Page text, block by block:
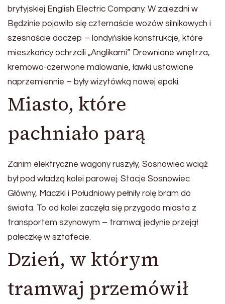
brytyjskiej English Electric Company. W zajezdni w
Będzinie pojawiło się czternaście wozów silnikowych i
szesnaście doczep – londyńskie konstrukcje, które
mieszkańcy ochrzcili „Anglikami”. Drewniane wnętrza,
kremowo-czerwone malowanie, ławki ustawione
naprzemiennie – były wizytówką nowej epoki.
Miasto, które
pachniało parą
Zanim elektryczne wagony ruszyły, Sosnowiec wciąż
był pod władzą kolei parowej. Stacje Sosnowiec
Główny, Maczki i Południowy pełniły rolę bram do
świata. To od kolei zaczęła się przygoda miasta z
transportem szynowym – tramwaj jedynie przejął
pałeczkę w sztafecie.
Dzień, w którym
tramwaj przemówił